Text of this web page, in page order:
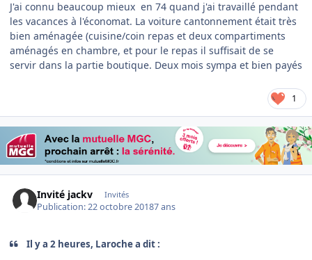
J'ai connu beaucoup mieux en 74 quand j'ai travaillé pendant
les vacances à l'économat. La voiture cantonnement était très
bien aménagée (cuisine/coin repas et deux compartiments
aménagés en chambre, et pour le repas il suffisait de se
servir dans la partie boutique. Deux mois sympa et bien payés
1
Invité jackv Invités
Publication:22 octobre 20187 ans
Il y a 2 heures, Laroche a dit :